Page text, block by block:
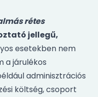
rétes
jellegű,
esetekben nem
a járulékos
adminisztrációs
költség, csoport